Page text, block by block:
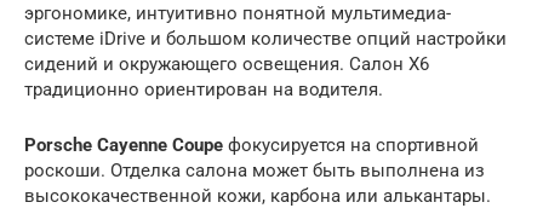
эргономике, интуитивно понятной мультимедиа-
системе iDrive и большом количестве опций настройки
сидений и окружающего освещения. Салон X6
традиционно ориентирован на водителя.
Porsche Cayenne Coupe фокусируется на спортивной
роскоши. Отделка салона может быть выполнена из
высококачественной кожи, карбона или алькантары.